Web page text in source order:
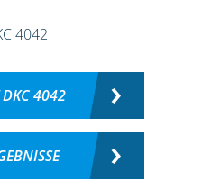
DKC 4042